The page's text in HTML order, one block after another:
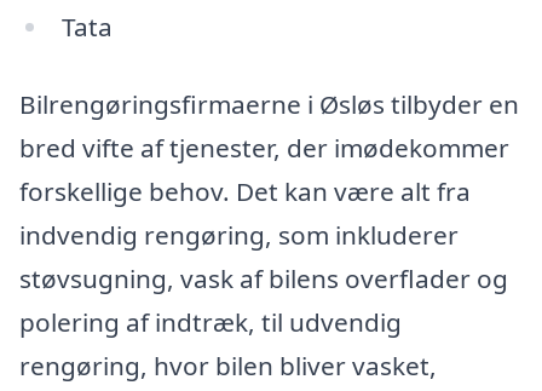
Tata
Bilrengøringsfirmaerne i Øsløs tilbyder en
bred vifte af tjenester, der imødekommer
forskellige behov. Det kan være alt fra
indvendig rengøring, som inkluderer
støvsugning, vask af bilens overflader og
polering af indtræk, til udvendig
rengøring, hvor bilen bliver vasket,